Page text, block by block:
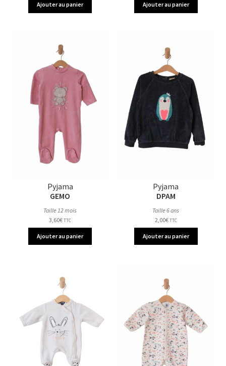
Ajouter au panier Ajouter au panier
Pyjama
GEMO
Taille 12 mois
3,60€ TTC
Ajouter au panier
Pyjama
DPAM
Taille 6 ans
2,00€ TTC
Ajouter au panier